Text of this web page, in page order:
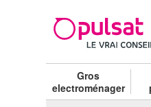
Gros
electroménager